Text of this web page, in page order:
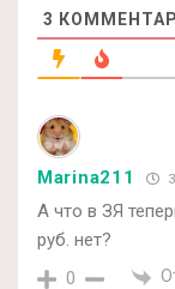
3
Marina211
А что в ЗЯ
руб. нет?
0